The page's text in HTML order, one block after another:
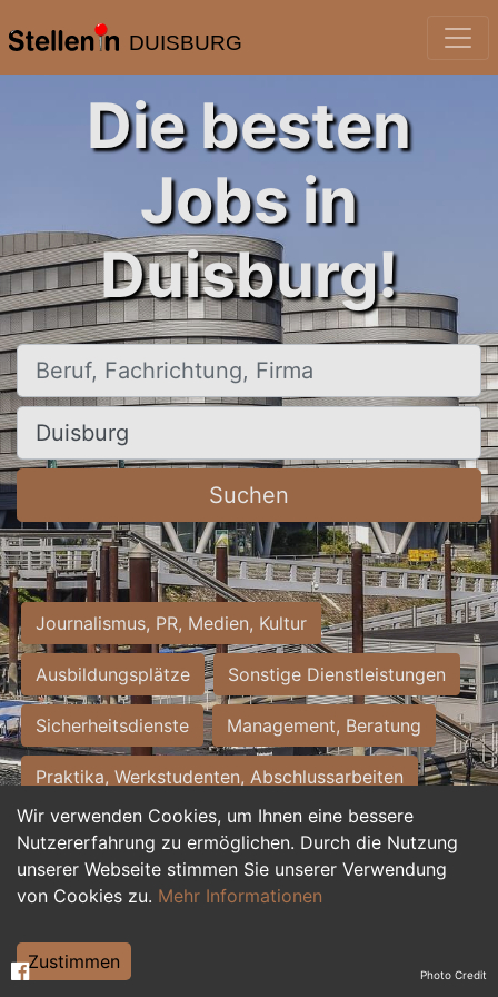
DUISBURG
Wir verwenden Cookies, um Ihnen eine bessere
Nutzererfahrung zu ermöglichen. Durch die Nutzung
unserer Webseite stimmen Sie unserer Verwendung
von Cookies zu. Mehr Informationen
Zustimmen
Die besten
Jobs in
Duisburg!
Beruf, Fachrichtung, Firma
Ort, Stadt
Suchen
Journalismus, PR, Medien, Kultur
Ausbildungsplätze Sonstige Dienstleistungen
Sicherheitsdienste Management, Beratung
Praktika, Werkstudenten, Abschlussarbeiten
Personalwesen Assistenz, Sekretariat
Hilfskräfte, Aushilfs- und Nebenjobs
Weiterbildung, Studium, duale Ausbildung Photo Credit